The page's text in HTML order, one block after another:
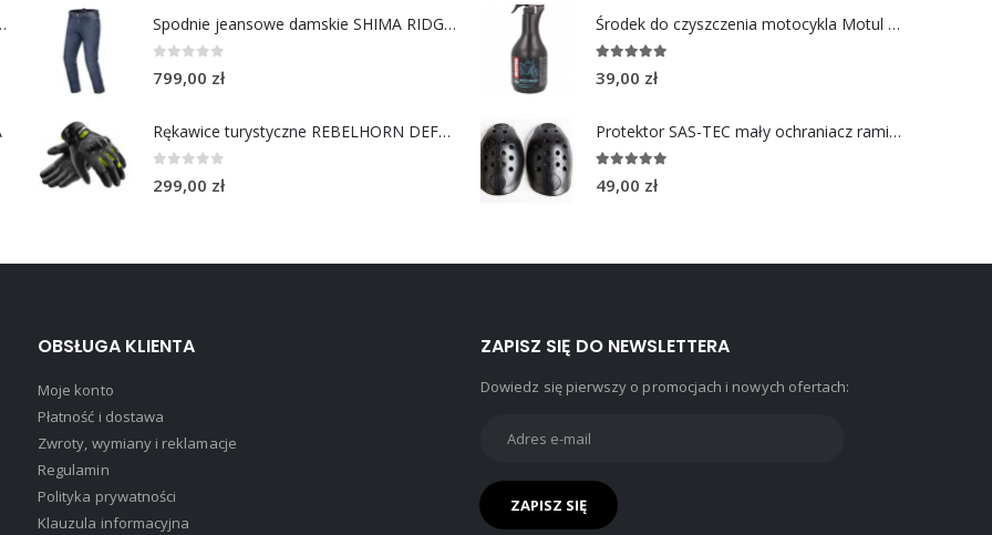
MotoSafe Pro Spodnie jeansowe damskie SHIMA RIDGE LADY blue
out of 5
799,00 zł
Rękawice turystyczne REBELHORN DEFENDER black yellow fluo
out of 5
299,00 zł
Środek do czyszczenia motocykla Motul E2 MOTO WASH 1L
out of 5
39,00 zł
Protektor SAS-TEC mały ochraniacz ramion 2 szt.
out of 5
49,00 zł
OBSŁUGA KLIENTA
Moje konto
Płatność i dostawa
Zwroty, wymiany i reklamacje
Regulamin
Polityka prywatności
Klauzula informacyjna
ZAPISZ SIĘ DO NEWSLETTERA
Dowiedz się pierwszy o promocjach i nowych ofertach: